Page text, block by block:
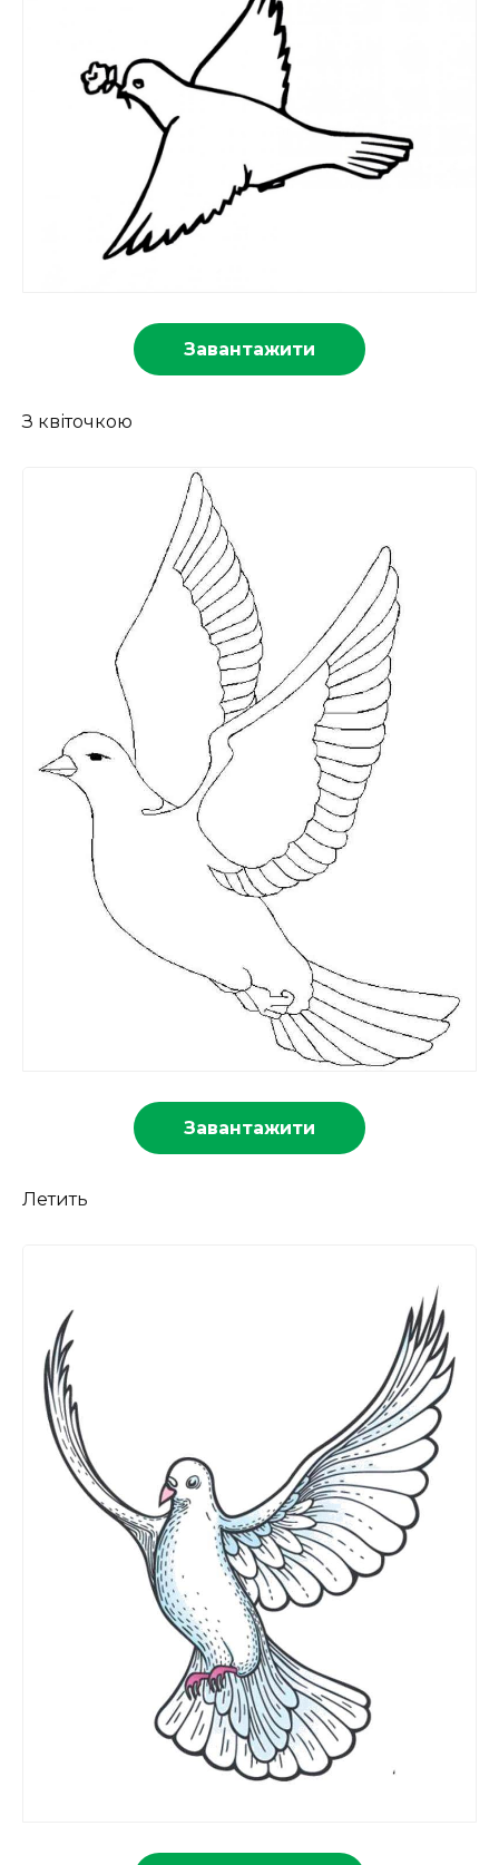
Завантажити
З квіточкою
Завантажити
Летить